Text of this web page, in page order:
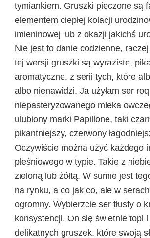
tymiankiem. Gruszki pieczone są
elementem ciepłej kolacji
imieninowej lub z okazji jakichś
Nie jest to danie codzienne,
tej wersji gruszki są wyraziste,
aromatyczne, z serii tych, które
albo nienawidzi. Ja użyłam ser
niepasteryzowanego mleka
ulubiony marki Papillone, taki
pikantniejszy, czerwony
Oczywiście można użyć każdego
pleśniowego w typie. Takie z
zieloną lub żółtą. W sumie jest
na rynku, a co jak co, ale w
ogromny. Wybierzcie ser tłusty o
konsystencji. On się świetnie topi
delikatnych gruszek, które swoją